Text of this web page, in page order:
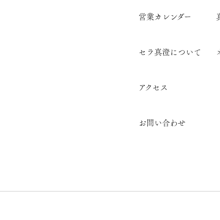
営業カレンダー
セラ真澄について
アクセス
お問い合わせ